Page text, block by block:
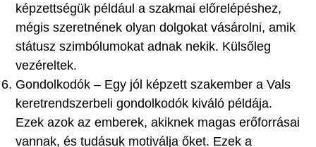
képzettségük például a szakmai előrelépéshez,
mégis szeretnének olyan dolgokat vásárolni, amik
státusz szimbólumokat adnak nekik. Külsőleg
vezéreltek.
Gondolkodók – Egy jól képzett szakember a Vals
keretrendszerbeli gondolkodók kiváló példája.
Ezek azok az emberek, akiknek magas erőforrásai
vannak, és tudásuk motiválja őket. Ezek a